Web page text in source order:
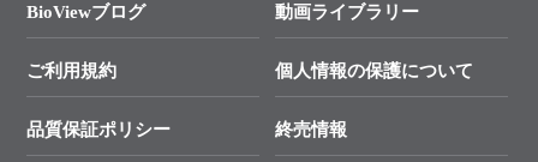
終売製品のお知らせ
価格改定のご案内
技術セミナーのご案内
幹細胞・再生医療研究ガイド
クローニング実験ガイド
SMARTer NGSポータルサイト
総合お問い合わせ
├ 実験コンシェルジュ
BioViewブログ 動画ライブラリー
ご利用規約 個人情報の保護について
品質保証ポリシー 終売情報